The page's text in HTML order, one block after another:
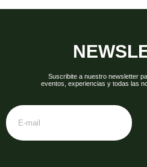
Suscribite a nuestro newsletter
eventos, experiencias y todas las